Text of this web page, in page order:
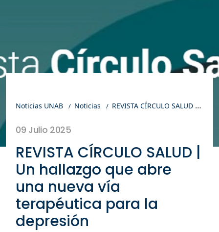
Noticias UNAB Noticias REVISTA CÍRCULO SALUD | Un hallazgo que abre una nueva vía terapéutica para la depresión
09 Julio 2025
REVISTA CÍRCULO SALUD |
Un hallazgo que abre
una nueva vía
terapéutica para la
depresión